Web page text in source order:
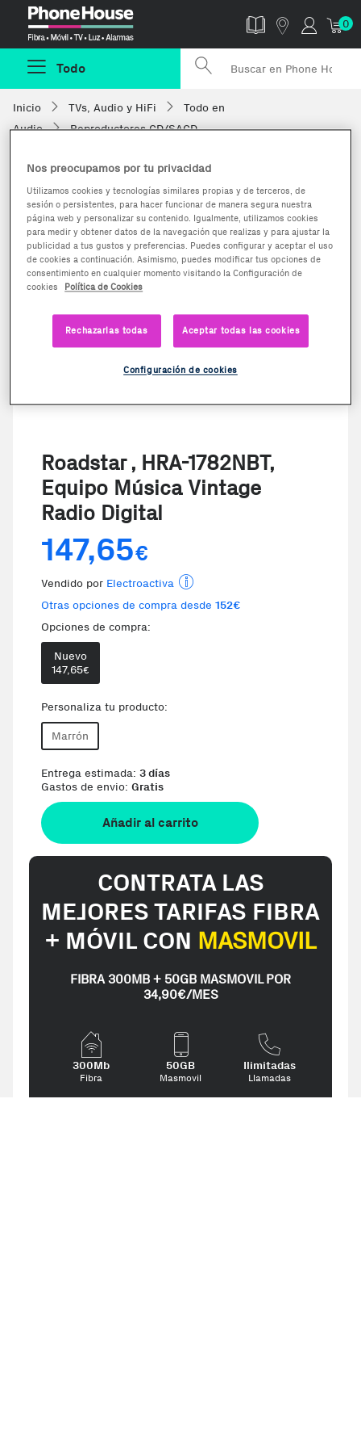
0
Todo
Inicio TVs, Audio y HiFi
Todo en
Audio
Reproductores CD/SACD
Roadstar , HRA-1782NBT,
Equipo Música Vintage
Radio Digital
147,65€
Vendido por Electroactiva
Otras opciones de compra desde 152€
Opciones de compra:
Nuevo
147,65€
Personaliza tu producto:
Marrón
Entrega estimada: 3 días
Gastos de envio: Gratis
Añadir al carrito
CONTRATA LAS
MEJORES TARIFAS FIBRA
+ MÓVIL CON MASMOVIL
FIBRA 300MB + 50GB MASMOVIL POR
34,90€/MES
300Mb
Fibra
50GB
Masmovil
Ilimitadas
Llamadas
Nos preocupamos por tu privacidad
Utilizamos cookies y tecnologías similares propias y de terceros, de
sesión o persistentes, para hacer funcionar de manera segura nuestra
página web y personalizar su contenido. Igualmente, utilizamos cookies
para medir y obtener datos de la navegación que realizas y para ajustar la
publicidad a tus gustos y preferencias. Puedes configurar y aceptar el uso
de cookies a continuación. Asimismo, puedes modificar tus opciones de
consentimiento en cualquier momento visitando la Configuración de
cookies
Política de Cookies
Rechazarlas todas Aceptar todas las cookies
Configuración de cookies